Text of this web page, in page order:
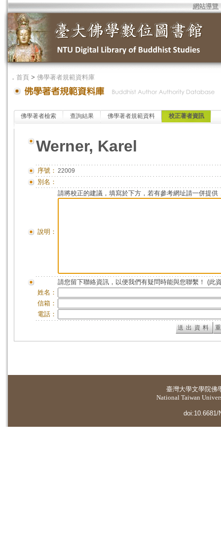
網站導覽
． 首頁 > 佛學著者規範資料庫
佛學著者檢索 查詢結果 佛學著者規範資料 校正著者資訊
Werner, Karel
序號： 22009
別名：
說明：
請將校正的建議，填寫於下方，若有參考網址請一併提供
請您留下聯絡資訊，以便我們有疑問時能與您聯繫！ (此
姓名：
信箱：
電話：
臺灣大學文學院佛
National Taiwan
doi:10.6681/